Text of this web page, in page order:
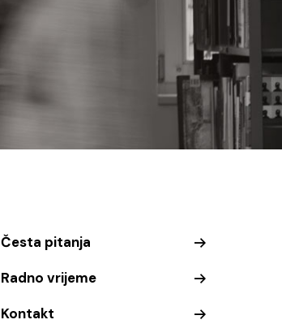
Česta pitanja
Radno vrijeme
Kontakt